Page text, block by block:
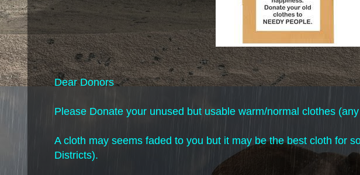
Dear Donors
Please Donate your unused but usable warm/normal clothes
A cloth may seems faded to you but it may be the best cloth for
Districts).